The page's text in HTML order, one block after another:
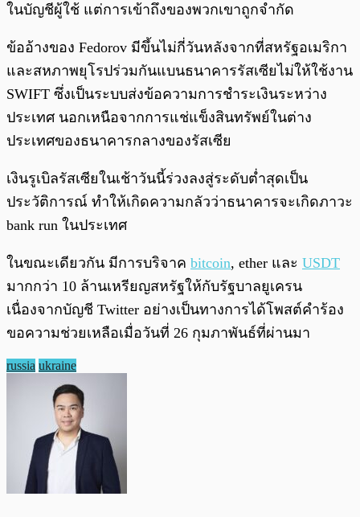
ในบัญชีผู้ใช้ แต่การเข้าถึงของพวกเขาถูกจำกัด
ข้ออ้างของ Fedorov มีขึ้นไม่กี่วันหลังจากที่สหรัฐอเมริกา
และสหภาพยุโรปร่วมกันแบนธนาคารรัสเซียไม่ให้ใช้งาน
SWIFT ซึ่งเป็นระบบส่งข้อความการชำระเงินระหว่าง
ประเทศ นอกเหนือจากการแช่แข็งสินทรัพย์ในต่าง
ประเทศของธนาคารกลางของรัสเซีย
เงินรูเบิลรัสเซียในเช้าวันนี้ร่วงลงสู่ระดับต่ำสุดเป็น
ประวัติการณ์ ทำให้เกิดความกลัวว่าธนาคารจะเกิดภาวะ
bank run ในประเทศ
ในขณะเดียวกัน มีการบริจาค bitcoin, ether และ USDT
มากกว่า 10 ล้านเหรียญสหรัฐให้กับรัฐบาลยูเครน
เนื่องจากบัญชี Twitter อย่างเป็นทางการได้โพสต์คำร้อง
ขอความช่วยเหลือเมื่อวันที่ 26 กุมภาพันธ์ที่ผ่านมา
russia ukraine